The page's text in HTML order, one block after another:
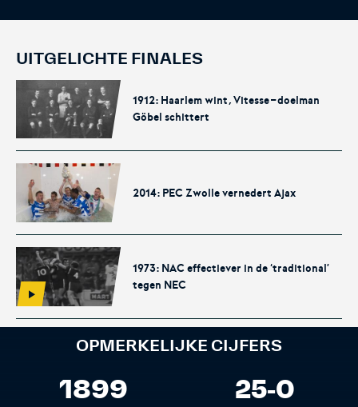
Rinus
De online assistent voor alle
jeugdtrainers van Nederland.
KNVB Campus
Voor de teams van morgen.
KNVB Shop
De officiële webshop van de
KNVB Ticketshop
tickets voor Oranje en de
Eurojackpot KNVB Beker.
UITGELICHTE FINALES
1912: Haarlem wint, Vitesse-doelman
Göbel schittert
2014: PEC Zwolle vernedert Ajax
1973: NAC effectiever in de ‘traditional’
tegen NEC
OPMERKELIJKE CIJFERS
1899 25-0